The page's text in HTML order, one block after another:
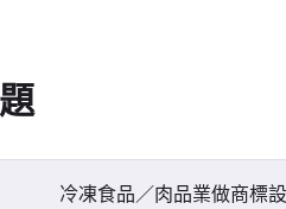
冷凍食品／肉品業做商標